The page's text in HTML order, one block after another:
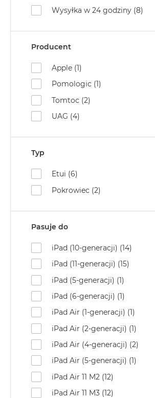
MacBook
MacBook
MacBook
M3
MacBook
MacBook
13
MacBook
Według
MacBook
Błękitny
MacBook
Gwiezdna
szarość
MacBook
Wysyłka w 24 godziny (8)
Producent
Apple (1)
Pomologic (1)
Tomtoc (2)
UAG (4)
Typ
Etui (6)
Pokrowiec (2)
Pasuje do
iPad (10-generacji) (14)
iPad (11-generacji) (15)
iPad (5-generacji) (1)
iPad (6-generacji) (1)
iPad Air (1-generacji) (1)
iPad Air (2-generacji) (1)
iPad Air (4-generacji) (2)
iPad Air (5-generacji) (1)
iPad Air 11 M2 (12)
iPad Air 11 M3 (12)